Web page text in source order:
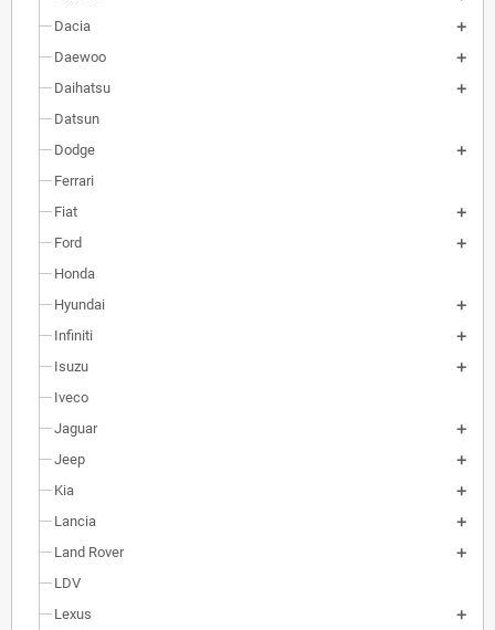
Dacia
Daewoo
Daihatsu
Datsun
Dodge
Ferrari
Fiat
Ford
Honda
Hyundai
Infiniti
Isuzu
Iveco
Jaguar
Jeep
Kia
Lancia
Land Rover
LDV
Lexus